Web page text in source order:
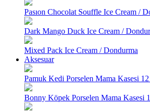
Pasıon Chocolat Souffle Ice Cream /
Dark Mango Duck Ice Cream /
Mixed Pack Ice Cream / Dondurma
Aksesuar
Pamuk Kedi Porselen Mama Kasesi
Bonny Köpek Porselen Mama Kasesi